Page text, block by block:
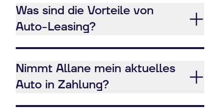
Was sind die Vorteile von
Auto-Leasing?
Nimmt Allane mein aktuelles
Auto in Zahlung?